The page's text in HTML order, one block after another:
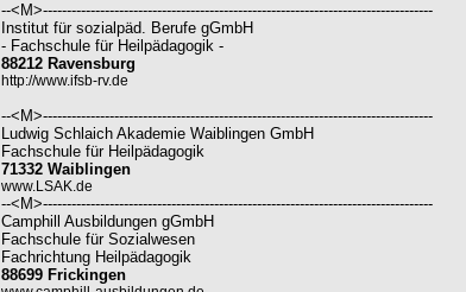
--<M>----------------------------------------------------------------------------------
Institut für sozialpäd. Berufe gGmbH
- Fachschule für Heilpädagogik -
88212 Ravensburg
http://www.ifsb-rv.de
--<M>----------------------------------------------------------------------------------
Ludwig Schlaich Akademie Waiblingen GmbH
Fachschule für Heilpädagogik
71332 Waiblingen
www.LSAK.de
--<M>----------------------------------------------------------------------------------
Camphill Ausbildungen gGmbH
Fachschule für Sozialwesen
Fachrichtung Heilpädagogik
88699 Frickingen